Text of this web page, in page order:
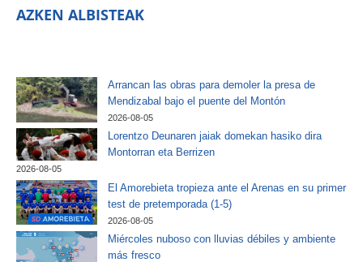
AZKEN ALBISTEAK
Arrancan las obras para demoler la presa de
Mendizabal bajo el puente del Montón
2026-08-05
Lorentzo Deunaren jaiak domekan hasiko dira
Montorran eta Berrizen
2026-08-05
El Amorebieta tropieza ante el Arenas en su primer
test de pretemporada (1-5)
2026-08-05
Miércoles nuboso con lluvias débiles y ambiente
más fresco